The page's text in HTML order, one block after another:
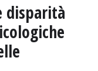
disparità